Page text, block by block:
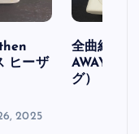
ヒーザ
2025
全曲紹介
AWAY」
グ）